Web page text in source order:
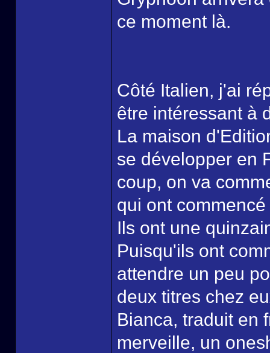
ce moment là.
Côté Italien, j'ai
être intéressant à
La maison
se développer en
coup, on va
qui ont
Ils ont une
Puisqu'ils ont
attendre un peu
deux titres chez
Bianca, traduit en
merveille, un